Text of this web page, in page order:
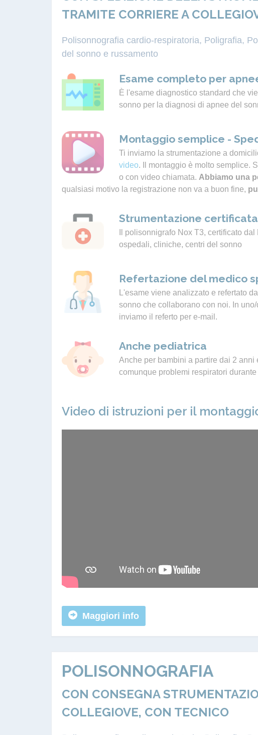
TRAMITE CORRIERE A
Polisonnografia cardio-respiratoria, Poligrafia,
del sonno e russamento
Esame completo per
È l'esame diagnostico standard che
sonno per la diagnosi di apnee del
Montaggio semplice -
Ti inviamo la strumentazione a
video. Il montaggio è molto semplice.
o con video chiamata. Abbiamo una
qualsiasi motivo la registrazione non va a buon fine,
Strumentazione certificata
Il polisonnigrafo Nox T3, certificato
ospedali, cliniche, centri del sonno
Refertazione del medico
L'esame viene analizzato e refertato
sonno che collaborano con noi. In
inviamo il referto per e-mail.
Anche pediatrica
Anche per bambini a partire dai 2
comunque problemi respiratori
Video di istruzioni per il
Maggiori info
POLISONNOGRAFIA
CON CONSEGNA
COLLEGIOVE, CON TECNICO